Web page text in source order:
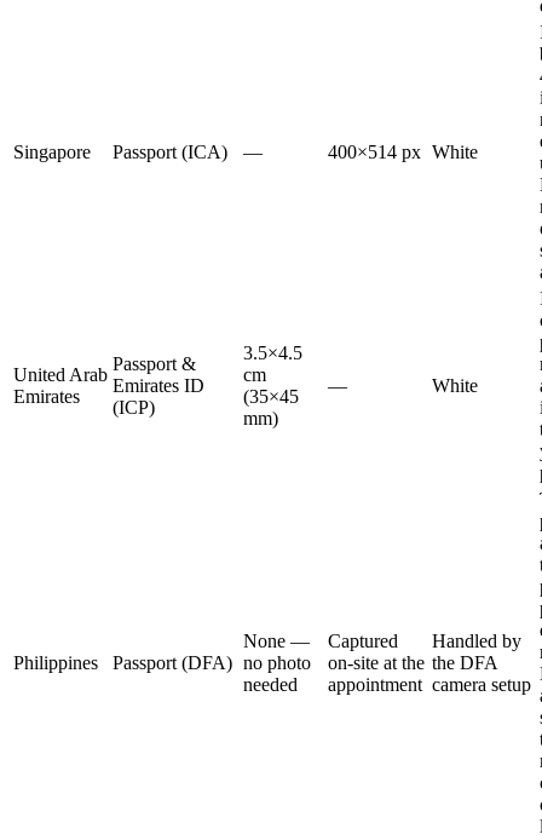
Singapore Passport (ICA) — 400×514 px White
United Arab
Emirates
Passport &
Emirates ID
(ICP)
3.5×4.5
cm
(35×45
mm)
— White
Philippines Passport (DFA)
None —
no photo
needed
Captured
on-site at the
appointment
Handled by
the DFA
camera setup